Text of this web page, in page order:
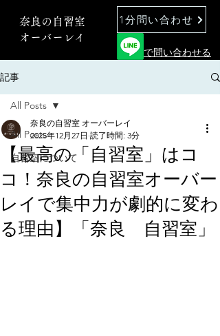
奈良の自習室
オーバーレイ
1分問い合わせ
で問い合わせる
記事
All Posts
自習室について
All Posts
【最高の「自習室」はコ
コ！奈良の自習室オーバー
レイで集中力が劇的に変わ
る理由】「奈良 自習室」
奈良の自習室 オーバーレイ
2025年12月27日 読了時間: 3分